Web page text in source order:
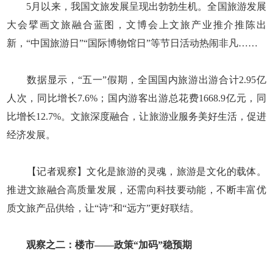
5月以来，我国文旅发展呈现出勃勃生机。全国旅游发展
大会擘画文旅融合蓝图，文博会上文旅产业推介推陈出
新，“中国旅游日”“国际博物馆日”等节日活动热闹非凡……
数据显示，“五一”假期，全国国内旅游出游合计2.95亿
人次，同比增长7.6%；国内游客出游总花费1668.9亿元，同
比增长12.7%。文旅深度融合，让旅游业服务美好生活，促进
经济发展。
【记者观察】文化是旅游的灵魂，旅游是文化的载体。
推进文旅融合高质量发展，还需向科技要动能，不断丰富优
质文旅产品供给，让“诗”和“远方”更好联结。
观察之二：楼市——政策“加码”稳预期